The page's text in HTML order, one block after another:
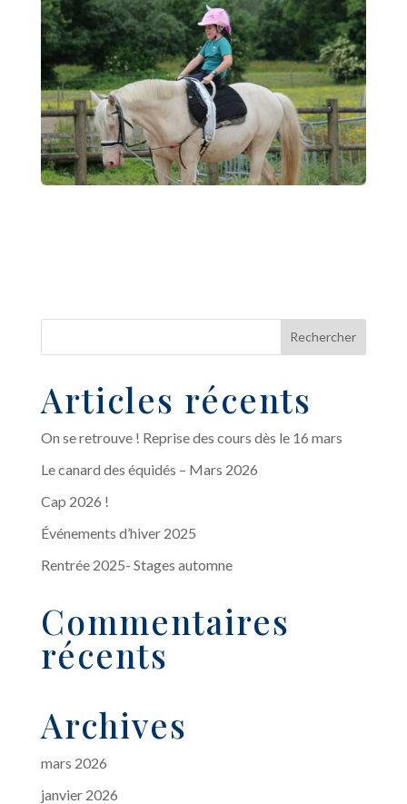
Articles récents
On se retrouve ! Reprise des cours dès le 16 mars
Le canard des équidés – Mars 2026
Cap 2026 !
Événements d’hiver 2025
Rentrée 2025- Stages automne
Commentaires
récents
Archives
mars 2026
janvier 2026